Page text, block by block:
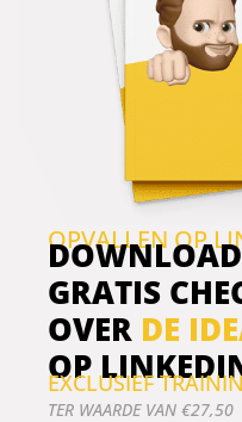
je doelgroep, in plaats
van voor jezelf.
OPVALLEN OP
GRATIS
OVER DE
OP
EXCLUSIEF
TER WAARDE VAN €27,50